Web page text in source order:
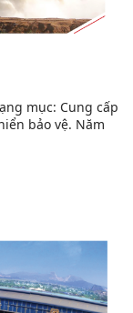
mục: Cung cấp
bảo vệ. Năm